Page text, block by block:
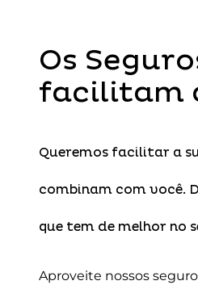
Os
facilitam
Queremos facilitar a
combinam com você.
que tem de melhor no
Aproveite nossos